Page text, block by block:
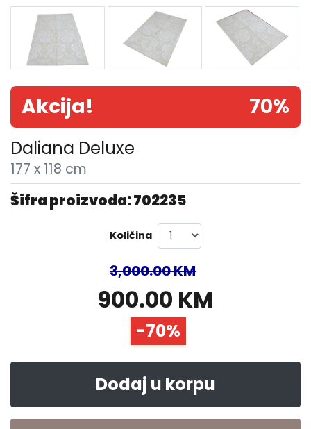
Akcija! 70%
Daliana Deluxe
177 x 118 cm
Šifra proizvoda: 702235
Količina
3,000.00 KM
900.00 KM
-70%
Dodaj u korpu